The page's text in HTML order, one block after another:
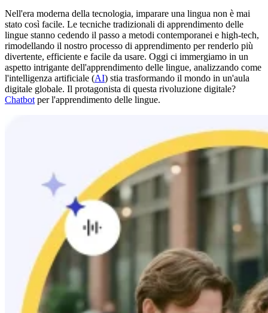
Nell'era moderna della tecnologia, imparare una lingua non è mai
stato così facile. Le tecniche tradizionali di apprendimento delle
lingue stanno cedendo il passo a metodi contemporanei e high-tech,
rimodellando il nostro processo di apprendimento per renderlo più
divertente, efficiente e facile da usare. Oggi ci immergiamo in un
aspetto intrigante dell'apprendimento delle lingue, analizzando come
l'intelligenza artificiale (AI) stia trasformando il mondo in un'aula
digitale globale. Il protagonista di questa rivoluzione digitale?
Chatbot per l'apprendimento delle lingue.